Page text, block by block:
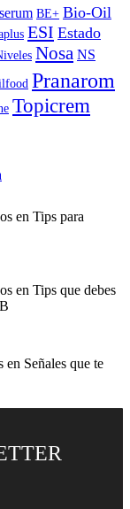
BE+ Bio-Oil
ESI Estado
Nosa NS
Pranarom
Topicrem
en Tips para
en Tips que debes
en Señales que te